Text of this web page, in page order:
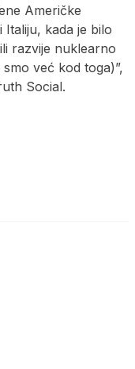
Američke
Italiju, kada je bilo
razvije nuklearno
već kod toga)”,
Social.